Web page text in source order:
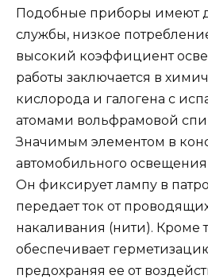
Подобные приборы имеют
службы, низкое
высокий коэффициент
работы заключается в
кислорода и галогена с
атомами вольфрамовой
Значимым элементом в
автомобильного освещения
Он фиксирует лампу в
передает ток от
накаливания (нити). Кроме
обеспечивает
предохраняя ее от